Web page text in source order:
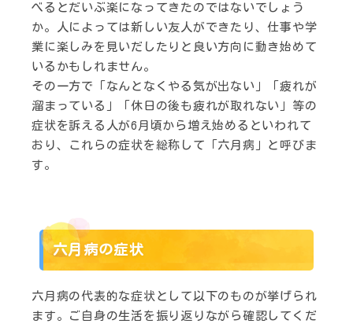
べるとだいぶ楽になってきたのではないでしょう
か。人によっては新しい友人ができたり、仕事や学
業に楽しみを見いだしたりと良い方向に動き始めて
いるかもしれません。
その一方で「なんとなくやる気が出ない」「疲れが
溜まっている」「休日の後も疲れが取れない」等の
症状を訴える人が6月頃から増え始めるといわれて
おり、これらの症状を総称して「六月病」と呼びま
す。
六月病の症状
六月病の代表的な症状として以下のものが挙げられ
ます。ご自身の生活を振り返りながら確認してくだ